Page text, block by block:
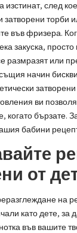
изстинат, след
затворени торби
във фризера.
закуска, просто
размразят или
начин
ви
когато бързате.
бабини
от
на
като дете, за
във вашите